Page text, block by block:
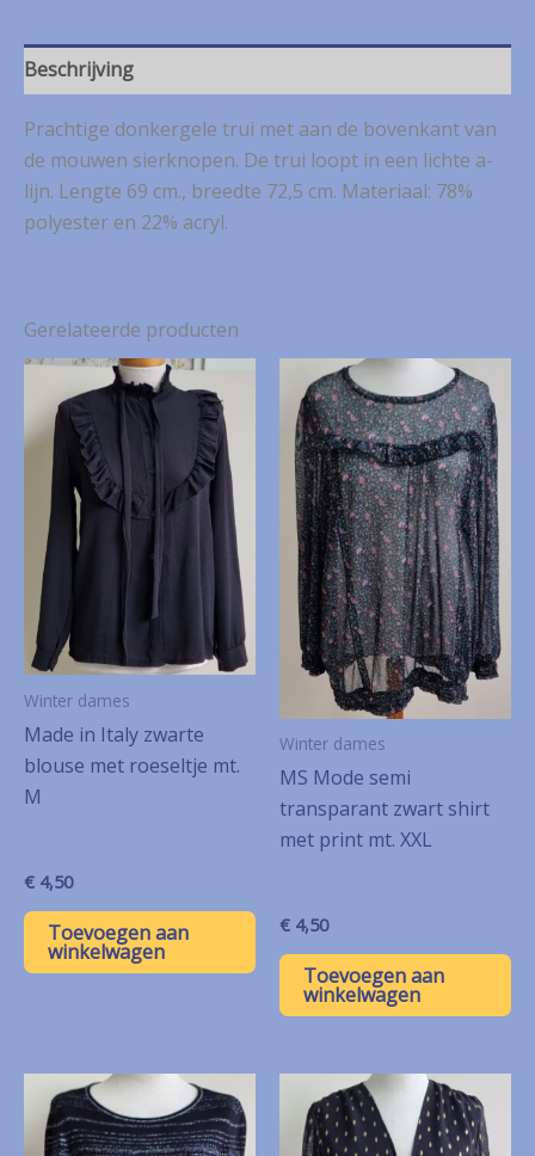
50/52
aantal
Beschrijving
Prachtige donkergele trui met aan de bovenkant van
de mouwen sierknopen. De trui loopt in een lichte a-
lijn. Lengte 69 cm., breedte 72,5 cm. Materiaal: 78%
polyester en 22% acryl.
Gerelateerde producten
Winter dames
Made in Italy zwarte
blouse met roeseltje mt.
M
€ 4,50
Toevoegen aan
winkelwagen
Winter dames
MS Mode semi
transparant zwart shirt
met print mt. XXL
€ 4,50
Toevoegen aan
winkelwagen